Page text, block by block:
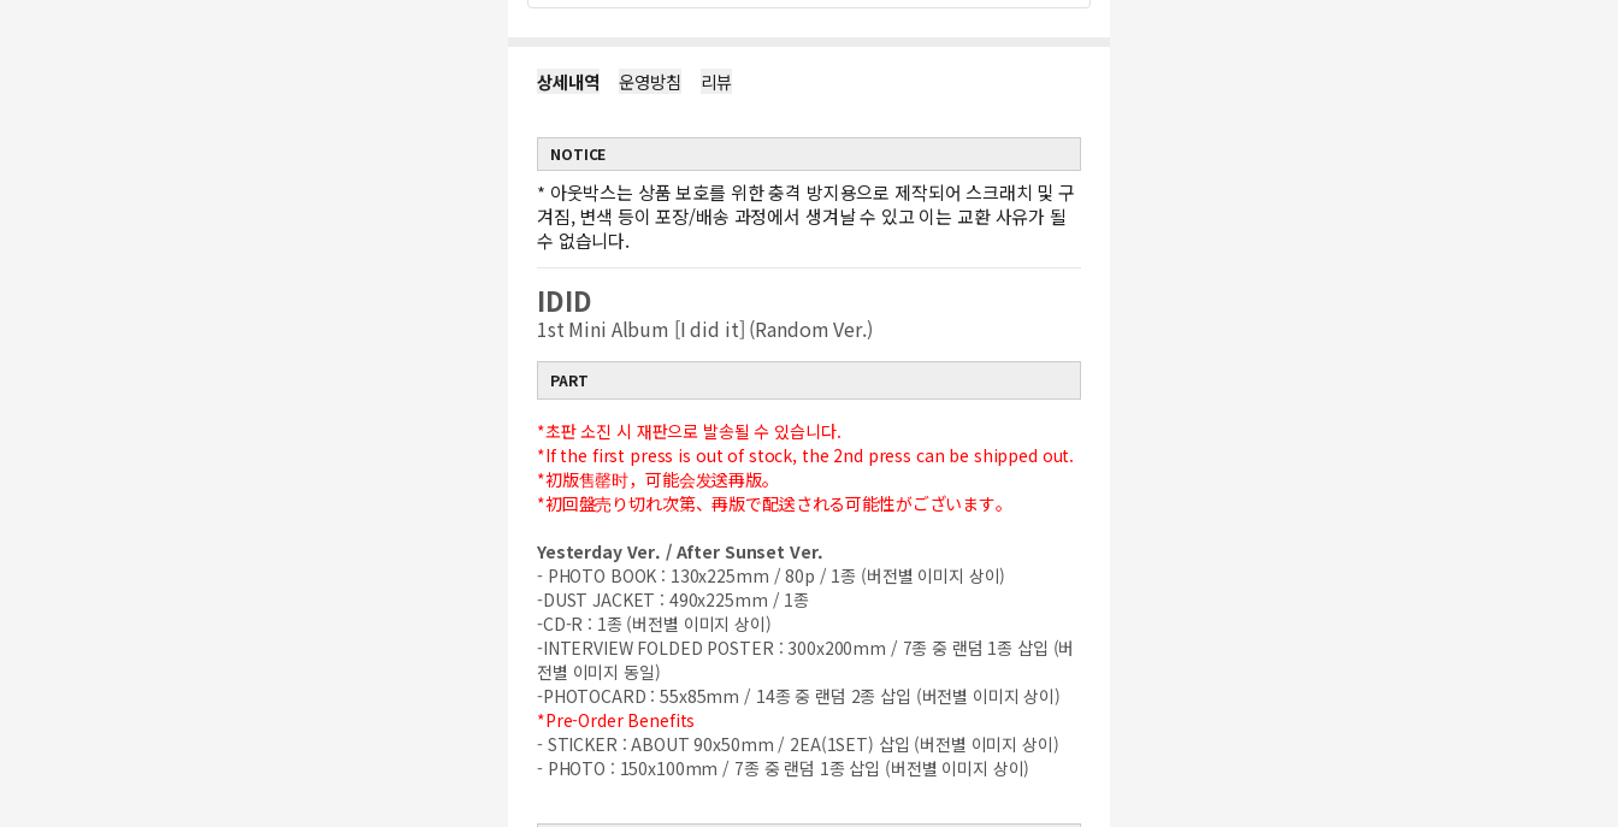
상세내역 운영방침 리뷰
NOTICE
* 아웃박스는 상품 보호를 위한 충격 방지용으로 제작되어 스크래치 및 구
겨짐, 변색 등이 포장/배송 과정에서 생겨날 수 있고 이는 교환 사유가 될
수 없습니다.
IDID
1st Mini Album [I did it] (Random Ver.)
PART
*초판 소진 시 재판으로 발송될 수 있습니다.
*If the first press is out of stock, the 2nd press can be shipped out.
*初版售罄时，可能会发送再版。
*初回盤売り切れ次第、再版で配送される可能性がございます。
Yesterday Ver. / After Sunset Ver.
- PHOTO BOOK : 130x225mm / 80p / 1종 (버전별 이미지 상이)
-DUST JACKET : 490x225mm / 1종
-CD-R : 1종 (버전별 이미지 상이)
-INTERVIEW FOLDED POSTER : 300x200mm / 7종 중 랜덤 1종 삽입 (버
전별 이미지 동일)
-PHOTOCARD : 55x85mm / 14종 중 랜덤 2종 삽입 (버전별 이미지 상이)
*Pre-Order Benefits
- STICKER : ABOUT 90x50mm / 2EA(1SET) 삽입 (버전별 이미지 상이)
- PHOTO : 150x100mm / 7종 중 랜덤 1종 삽입 (버전별 이미지 상이)